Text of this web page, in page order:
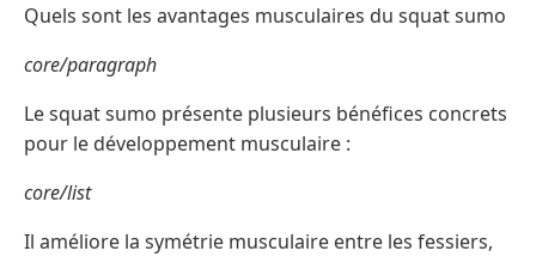
Quels sont les avantages musculaires du squat sumo
core/paragraph
Le squat sumo présente plusieurs bénéfices concrets
pour le développement musculaire :
core/list
Il améliore la symétrie musculaire entre les fessiers,